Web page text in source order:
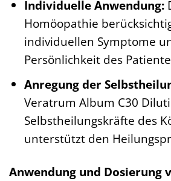
Individuelle Anwendung:
Homöopathie
individuellen Symptome
Persönlichkeit des
Anregung der
Veratrum Album C30
Selbstheilungskräfte des
unterstützt den
Anwendung und Dosierung